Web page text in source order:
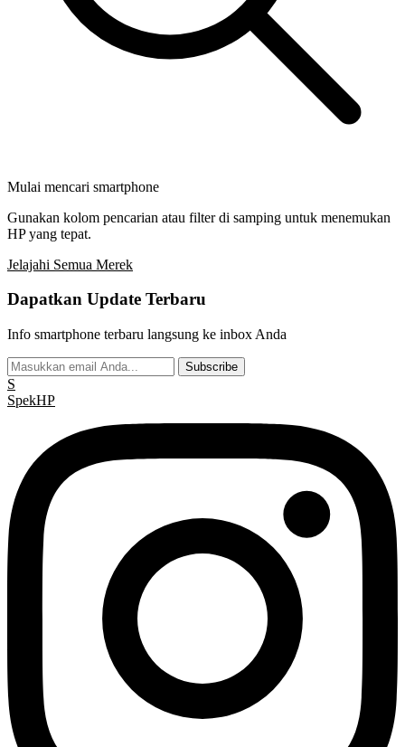
Mulai mencari smartphone
Gunakan kolom pencarian atau filter di samping untuk menemukan
HP yang tepat.
Jelajahi Semua Merek
Dapatkan Update Terbaru
Info smartphone terbaru langsung ke inbox Anda
Subscribe
S
SpekHP